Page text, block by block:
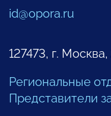
id@opora.ru
127473, г.
Региональные
Представители